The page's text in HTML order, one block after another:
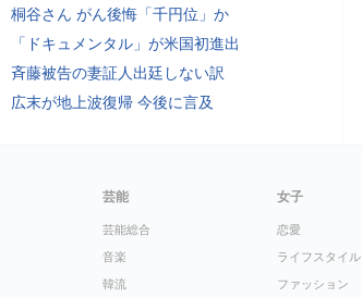
桐谷さん がん後悔「千円位」か
「ドキュメンタル」が米国初進出
斉藤被告の妻証人出廷しない訳
広末が地上波復帰 今後に言及
芸能
芸能総合
音楽
韓流
女子
恋愛
ライフスタイル
ファッション